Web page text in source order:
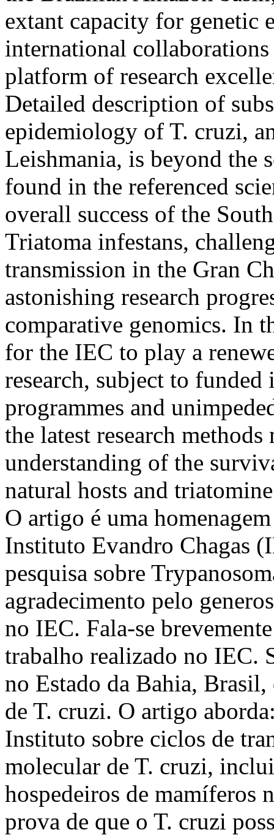
extant capacity for genetic
international
platform of research
Detailed description of
epidemiology of T. cruzi,
Leishmania, is beyond the
found in the referenced
overall success of the
Triatoma infestans,
transmission in the Gran
astonishing research
comparative genomics. In
for the IEC to play a
research, subject to
programmes and
the latest research
understanding of the
natural hosts and
O artigo é uma
Instituto Evandro Chagas
pesquisa sobre
agradecimento pelo
no IEC. Fala-se
trabalho realizado no IEC.
no Estado da Bahia,
de T. cruzi. O artigo
Instituto sobre ciclos de
molecular de T. cruzi,
hospedeiros de mamíferos
prova de que o T. cruzi